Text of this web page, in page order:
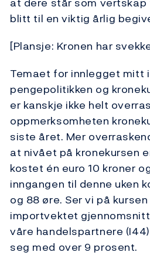
blitt til en viktig årlig
[Plansje: Kronen har
Temaet for innlegget mitt
pengepolitikken og
er kanskje ikke helt
oppmerksomheten
siste året. Mer
at nivået på kronekursen
kostet én euro 10 kroner
inngangen til denne uken
og 88 øre. Ser vi på
importvektet
våre handelspartnere
seg med over 9 prosent.